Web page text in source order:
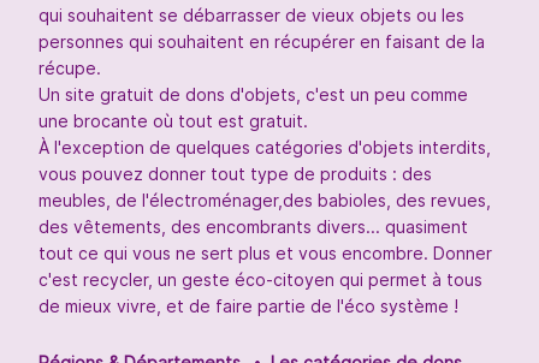
qui souhaitent se débarrasser de vieux objets ou les
personnes qui souhaitent en récupérer en faisant de la
récupe.
Un site gratuit de dons d'objets, c'est un peu comme
une brocante où tout est gratuit.
À l'exception de quelques catégories d'objets interdits,
vous pouvez donner tout type de produits : des
meubles, de l'électroménager,des babioles, des revues,
des vêtements, des encombrants divers... quasiment
tout ce qui vous ne sert plus et vous encombre. Donner
c'est recycler, un geste éco-citoyen qui permet à tous
de mieux vivre, et de faire partie de l'éco système !